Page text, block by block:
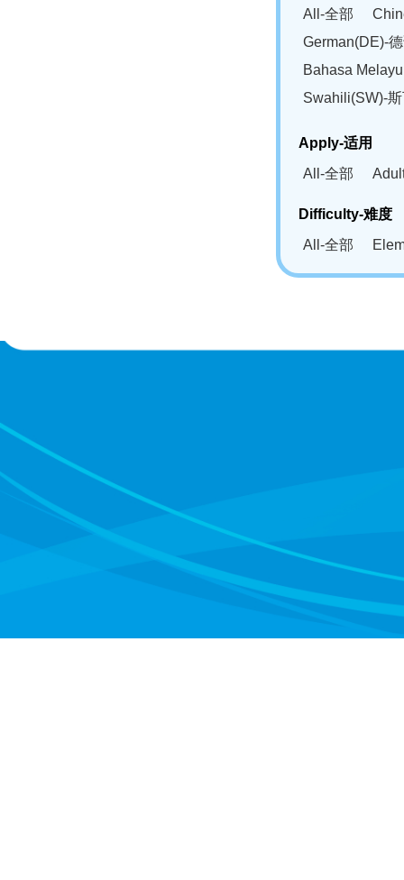
All-全部
German(DE)-
Bahasa
Swahili(SW)-
Apply-适用
All-全部
Difficulty-难度
All-全部